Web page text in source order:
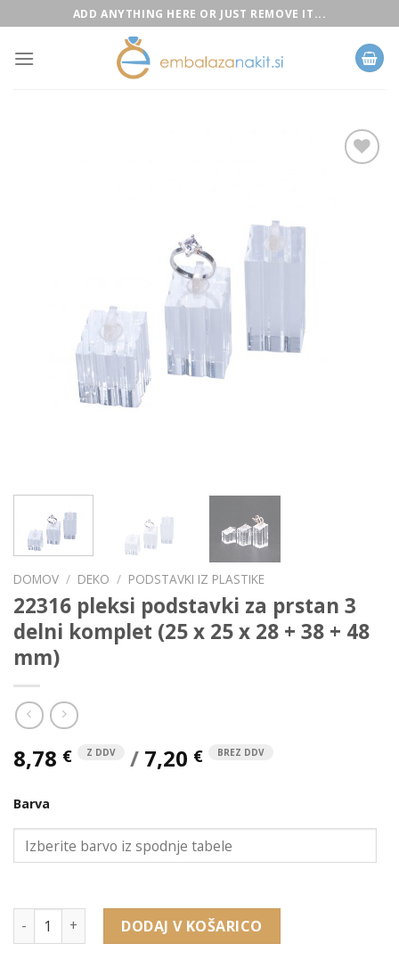
to
content
ADD ANYTHING HERE OR JUST REMOVE IT...
DOMOV / DEKO / PODSTAVKI IZ PLASTIKE
22316 pleksi podstavki za prstan 3
delni komplet (25 x 25 x 28 + 38 + 48
mm)
8,78 € Z DDV / 7,20 € BREZ DDV
Barva
22316 pleksi podstavki za prstan 3 delni komplet (25 x 25 x
DODAJ V KOŠARICO